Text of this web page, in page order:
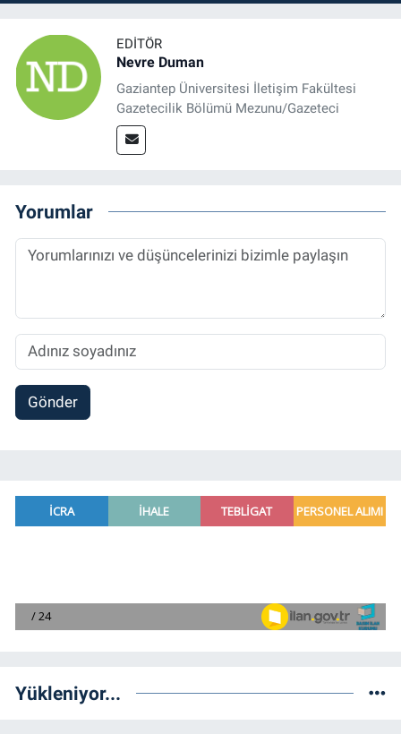
EDITÖR
Nevre Duman
Gaziantep Üniversitesi İletişim Fakültesi
Gazetecilik Bölümü Mezunu/Gazeteci
Yorumlar
Gönder
Yükleniyor...